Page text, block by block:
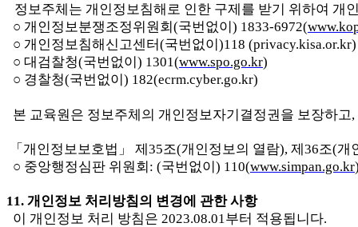
정보주체는 개인정보침해로 인한 구제를 받기 위하여 개
○ 개인정보분쟁조정위원회(국번없이) 1833-6972(
○ 개인정보침해신고센터(국번없이)118 (privacy.kisa.or.kr)
○ 대검찰청(국번없이) 1301(www.spo.go.kr)
○ 경찰청(국번없이) 182(ecrm.cyber.go.kr)
본 교육원은 정보주체의 개인정보자기결정권을 보장하고,
「 개인정보보호법 」 제35조(개인정보의 열람), 제36조(개
○ 중앙행정심판 위원회 : (국번없이) 110(www.simpan.go.kr
11. 개인정보 처리방침의 변경에 관한 사항
이 개인정보 처리 방침은 2023.08.01 부터 적용됩니다.